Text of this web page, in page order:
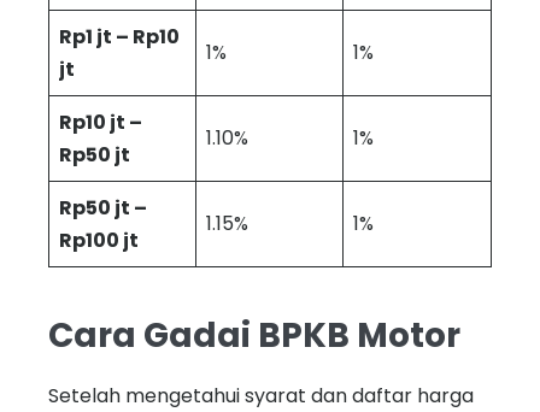
Rp1 jt – Rp10
jt
1% 1%
Rp10 jt –
Rp50 jt
1.10% 1%
Rp50 jt –
Rp100 jt
1.15% 1%
Cara Gadai BPKB Motor
Setelah mengetahui syarat dan daftar harga